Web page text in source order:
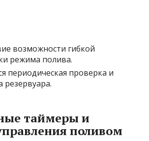
возможности гибкой
режима полива.
периодическая проверка и
резервуара.
таймеры и
поливом